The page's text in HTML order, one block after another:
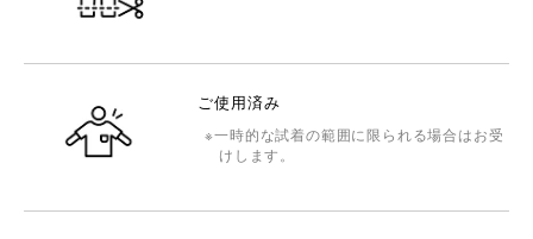
ご使用済み
一時的な試着の範囲に限られる場合はお受
けします。